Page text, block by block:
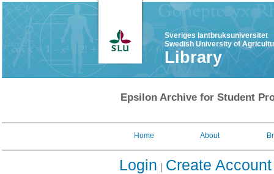
Sveriges lantbruksuniversitet
Swedish University of
Library
Epsilon Archive for Student
Home About
Login Create Account